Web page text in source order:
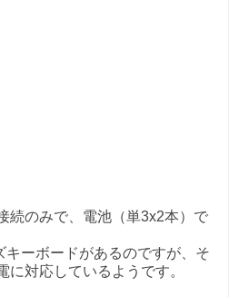
続のみで、電池（単3x2本）で
キーボードがあるのですが、そ
対応しているようです。